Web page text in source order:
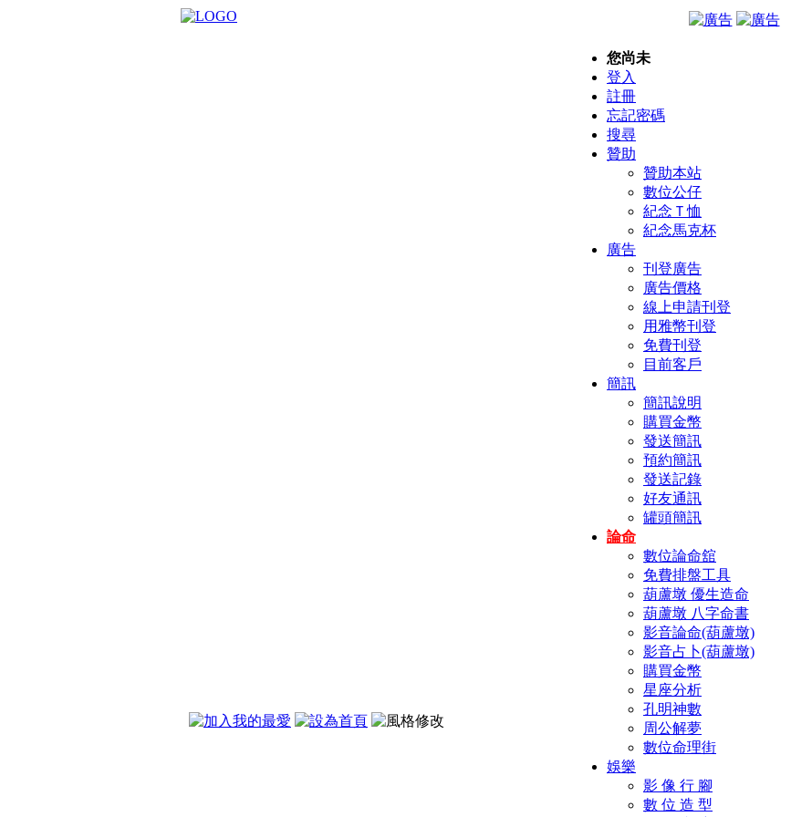
您尚未
登入
註冊
忘記密碼
搜尋
贊助
贊助本站
數位公仔
紀念Ｔ恤
紀念馬克杯
廣告
刊登廣告
廣告價格
線上申請刊登
用雅幣刊登
免費刊登
目前客戶
簡訊
簡訊說明
購買金幣
發送簡訊
預約簡訊
發送記錄
好友通訊
罐頭簡訊
論命
數位論命舘
免費排盤工具
葫蘆墩 優生造命
葫蘆墩 八字命書
影音論命(葫蘆墩)
影音占卜(葫蘆墩)
購買金幣
星座分析
孔明神數
周公解夢
數位命理街
娛樂
影 像 行 腳
數 位 造 型